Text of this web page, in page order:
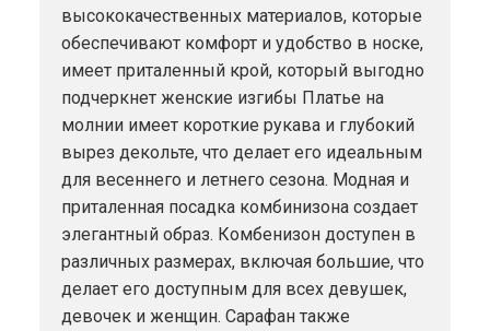
высококачественных материалов, которые
обеспечивают комфорт и удобство в носке,
имеет приталенный крой, который выгодно
подчеркнет женские изгибы Платье на
молнии имеет короткие рукава и глубокий
вырез декольте, что делает его идеальным
для весеннего и летнего сезона. Модная и
приталенная посадка комбинизона создает
элегантный образ. Комбенизон доступен в
различных размерах, включая большие, что
делает его доступным для всех девушек,
девочек и женщин. Сарафан также